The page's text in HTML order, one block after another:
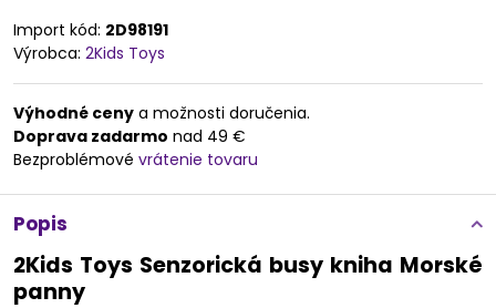
Import kód: 2D98191
Výrobca: 2Kids Toys
Výhodné ceny a možnosti doručenia.
Doprava zadarmo nad 49 €
Bezproblémové vrátenie tovaru
Popis
2Kids Toys Senzorická busy kniha Morské
panny